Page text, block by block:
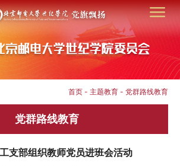
首页 - 主题教育 - 党群路线教育
党群路线教育
支部组织教师党员进班会活动